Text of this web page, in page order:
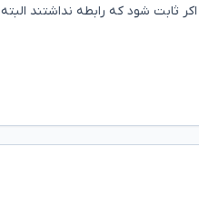
ثابت شود که رابطه نداشتند